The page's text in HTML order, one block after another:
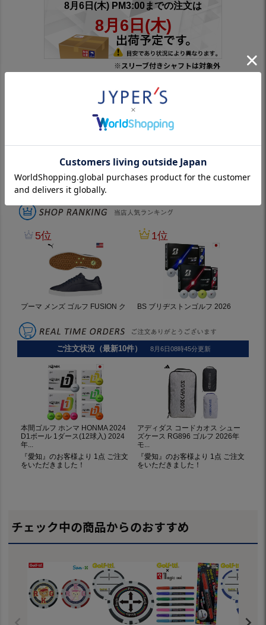
※スリーブ付きシャフトは対象外
チェック中の商品からのおすすめ